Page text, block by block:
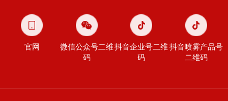
官网
微信公众号二维
码
抖音企业号二维
码
抖音喷雾产品号
二维码